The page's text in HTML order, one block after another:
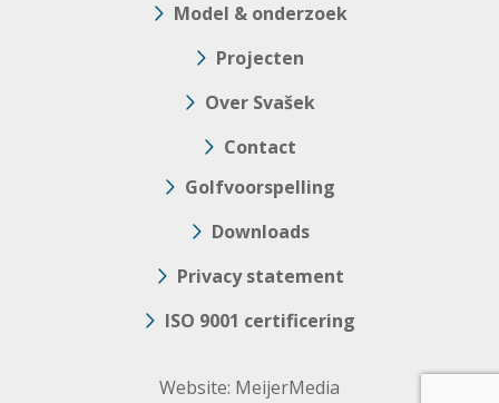
Model & onderzoek
Projecten
Over Svašek
Contact
Golfvoorspelling
Downloads
Privacy statement
ISO 9001 certificering
Website: MeijerMedia